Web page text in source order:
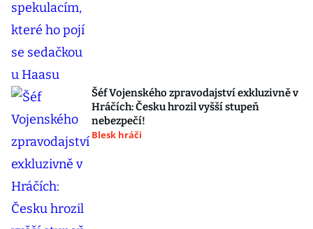
Šéf Vojenského zpravodajství exkluzivně v
Hráčích: Česku hrozil vyšší stupeň
nebezpečí!
Blesk hráči